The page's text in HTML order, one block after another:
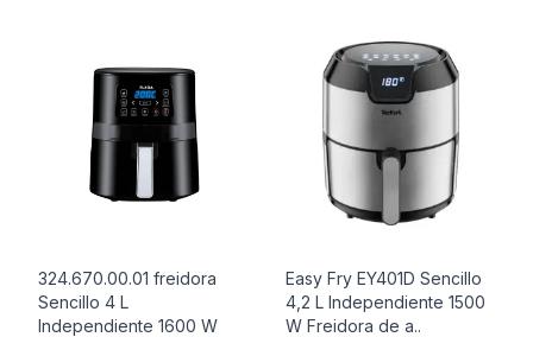
324.670.00.01 freidora
Sencillo 4 L
Independiente 1600 W
Easy Fry EY401D Sencillo
4,2 L Independiente 1500
W Freidora de a..